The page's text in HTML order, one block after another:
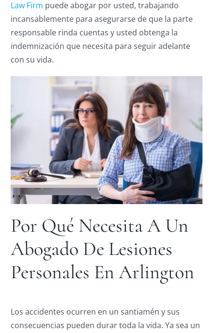
Law Firm puede abogar por usted, trabajando
incansablemente para asegurarse de que la parte
responsable rinda cuentas y usted obtenga la
indemnización que necesita para seguir adelante
con su vida.
Por Qué Necesita A Un
Abogado De Lesiones
Personales En Arlington
Los accidentes ocurren en un santiamén y sus
consecuencias pueden durar toda la vida. Ya sea un